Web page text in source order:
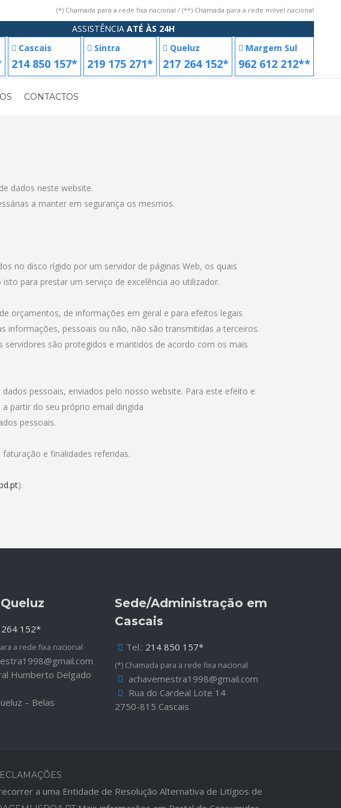
(*) Chamada para a rede fixa nacional / (**) Chamada para a rede móvel nacional
ASSISTÊNCIA ATÉ ÀS 24H
Cascais
214 850 157*
Sintra
219 175 271*
Queluz
217 264 152*
Margem Sul
962 612 212**
CONTACTOS
dados neste website.
a manter em segurança os mesmos.
no disco rígido por um servidor de páginas Web, os quais
para prestar um serviço de excelência ao utilizador.
orçamentos, de informações em geral e para efeitos legais
informações, pessoais ou não, não são transmitidas a terceiros.
servidores são protegidos e mantidos de acordo com os mais
pessoais, enviados pelo nosso website. Para este efeito e
partir do seu próprio email dirigida
pessoais.
e finalidades referidas.
).
152*
a rede fixa nacional
Humberto Delgado
– Belas
Sede/Administração em
Cascais
Tel.: 214 850 157*
(*) Chamada para a rede fixa nacional
achavemestra1998@gmail.com
Rua do Cardeal Lote 14
2750-815 Cascais
a uma Entidade de Resolução Alternativa de Litígios de